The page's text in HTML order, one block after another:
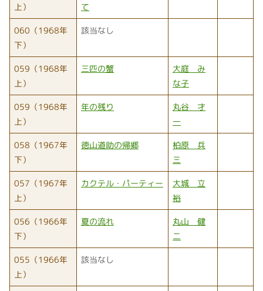
上）
て
060（1968年
下）
該当なし
059（1968年
上）
三匹の蟹
大庭 み
な子
059（1968年
上）
年の残り
丸谷 才
一
058（1967年
下）
徳山道助の帰郷
柏原 兵
三
057（1967年
上）
カクテル・パーティー
大城 立
裕
056（1966年
下）
夏の流れ
丸山 健
二
055（1966年
上）
該当なし